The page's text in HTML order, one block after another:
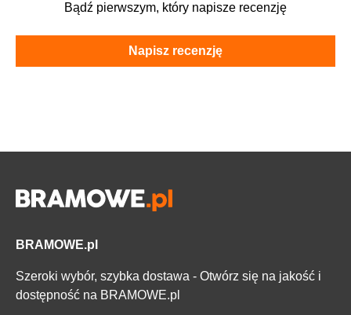
Bądź pierwszym, który napisze recenzję
Napisz recenzję
BRAMOWE.pl
Szeroki wybór, szybka dostawa - Otwórz się na jakość i
dostępność na BRAMOWE.pl